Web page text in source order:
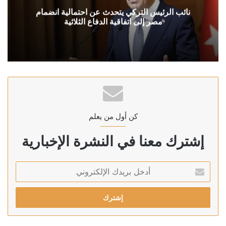
نائب الرئيس التركي يتحدث عن احتمالية انضمام
مصر إلى اتفاقية الدفاع الثلاثية
كن أول من يعلم
إشترك معنا في النشرة الإخبارية
بريدك
الإلكتروني